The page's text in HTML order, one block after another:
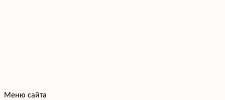
Меню сайта